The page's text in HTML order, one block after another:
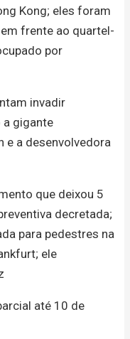
Kong; eles foram
frente ao quartel-
por
invadir
a gigante
a desenvolvedora
que deixou 5
decretada;
para pedestres na
ele
até 10 de